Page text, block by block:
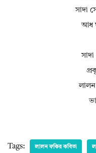
সাদা
আধ
Tags: লালন ফকির কবিতা